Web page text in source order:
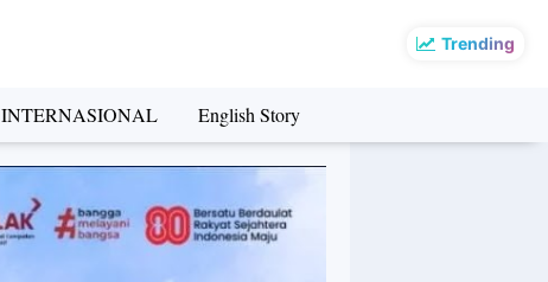
Trending
INTERNASIONAL English Story